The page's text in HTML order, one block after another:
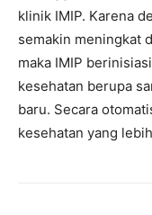
klinik IMIP. Karena
semakin meningkat
maka IMIP
kesehatan berupa
baru. Secara
kesehatan yang